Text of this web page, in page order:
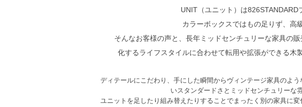
UNIT（ユニット）は826STANDARD
カラーボックスではもの足りず、高
そんなお客様の声と、長年ミッドセンチュリーな家具の
化するライフスタイルに合わせて転用や拡張ができる木
ディテールにこだわり、手にした瞬間からヴィンテージ家具のよ
いスタンダードさとミッドセンチュリーな
ユニットを足したり組み替えたりすることでまったく別の家具に